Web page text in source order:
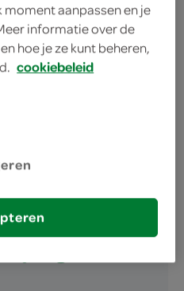
ontspannenaanpassen en je
informatie over de
hoe je ze kunt beheren,
cookiebeleid